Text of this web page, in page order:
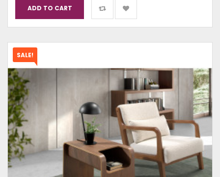
ADD TO CART
SALE!